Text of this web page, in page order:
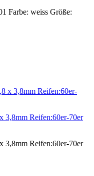
Farbe: weiss Größe:
3,8mm Reifen:60er-70er
3,8mm Reifen:60er-70er